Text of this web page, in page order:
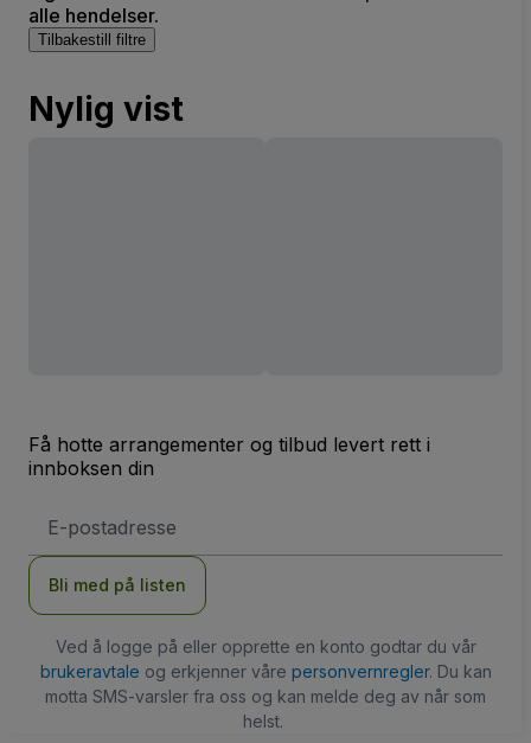
alle hendelser.
Tilbakestill filtre
Nylig vist
Få hotte arrangementer og tilbud levert rett i
innboksen din
postadresse
Bli med på listen
Ved å logge på eller opprette en konto godtar du vår
brukeravtale og erkjenner våre personvernregler. Du kan
motta SMS-varsler fra oss og kan melde deg av når som
helst.